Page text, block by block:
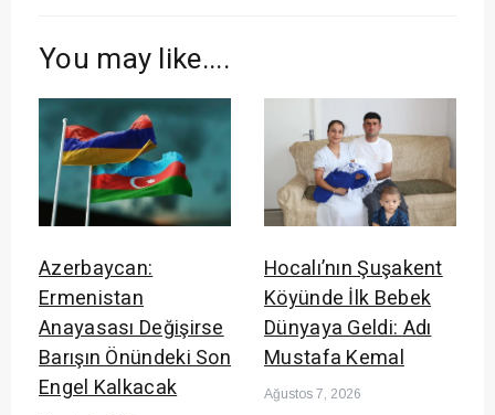
You may like....
Azerbaycan:
Ermenistan
Anayasası Değişirse
Barışın Önündeki Son
Engel Kalkacak
Hocalı’nın Şuşakent
Köyünde İlk Bebek
Dünyaya Geldi: Adı
Mustafa Kemal
Ağustos 7, 2026